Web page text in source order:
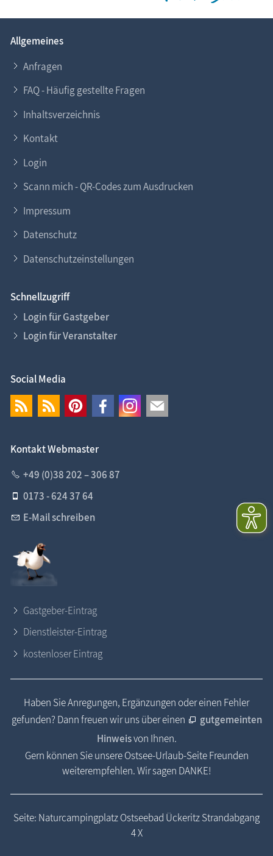
Allgemeines
Anfragen
FAQ - Häufig gestellte Fragen
Inhaltsverzeichnis
Kontakt
Login
Scann mich - QR-Codes zum Ausdrucken
Impressum
Datenschutz
Datenschutzeinstellungen
Schnellzugriff
Login für Gastgeber
Login für Veranstalter
Social Media
Kontakt Webmaster
+49 (0)38 202 – 306 87
0173 - 624 37 64
E-Mail schreiben
Gastgeber-Eintrag
Dienstleister-Eintrag
kostenloser Eintrag
Haben Sie Anregungen, Ergänzungen oder einen Fehler
gefunden? Dann freuen wir uns über einen
gutgemeinten
Hinweisvon Ihnen.
Gern können Sie unsere Ostsee-Urlaub-Seite Freunden
weiterempfehlen. Wir sagen DANKE!
Seite: Naturcampingplatz Ostseebad Ückeritz Strandabgang
4 X